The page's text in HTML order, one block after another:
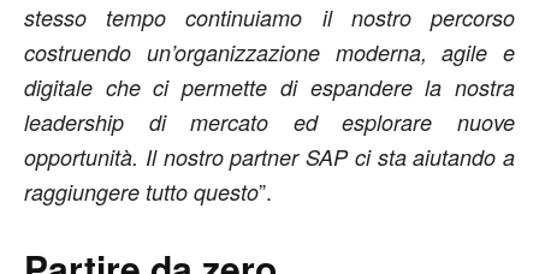
stesso tempo continuiamo il nostro percorso
costruendo un’organizzazione moderna, agile e
digitale che ci permette di espandere la nostra
leadership di mercato ed esplorare nuove
opportunità. Il nostro partner SAP ci sta aiutando a
raggiungere tutto questo”.